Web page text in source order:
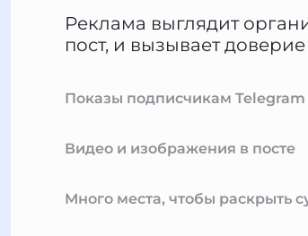
Реклама выглядит
пост, и вызывает доверие
Показы подписчикам
Видео и изображения в посте
Много места, чтобы раскрыть